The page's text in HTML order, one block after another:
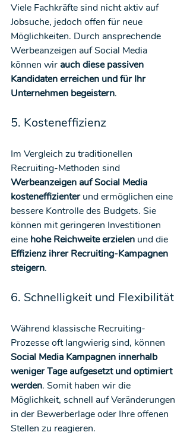
Viele Fachkräfte sind nicht aktiv auf
Jobsuche, jedoch offen für neue
Möglichkeiten. Durch ansprechende
Werbeanzeigen auf Social Media
können wir auch diese passiven
Kandidaten erreichen und für Ihr
Unternehmen begeistern.
5. Kosteneffizienz
Im Vergleich zu traditionellen
Recruiting-Methoden sind
Werbeanzeigen auf Social Media
kosteneffizienter und ermöglichen eine
bessere Kontrolle des Budgets. Sie
können mit geringeren Investitionen
eine hohe Reichweite erzielen und die
Effizienz ihrer Recruiting-Kampagnen
steigern.
6. Schnelligkeit und Flexibilität
Während klassische Recruiting-
Prozesse oft langwierig sind, können
Social Media Kampagnen innerhalb
weniger Tage aufgesetzt und optimiert
werden. Somit haben wir die
Möglichkeit, schnell auf Veränderungen
in der Bewerberlage oder Ihre offenen
Stellen zu reagieren.